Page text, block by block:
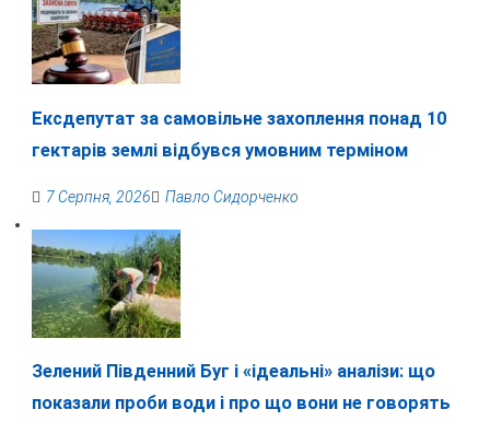
Ексдепутат за самовільне захоплення понад 10
гектарів землі відбувся умовним терміном
7 Серпня, 2026 Павло Сидорченко
Зелений Південний Буг і «ідеальні» аналізи: що
показали проби води і про що вони не говорять